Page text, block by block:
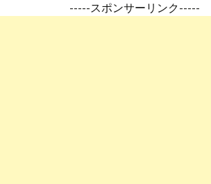
-----スポンサーリンク-----